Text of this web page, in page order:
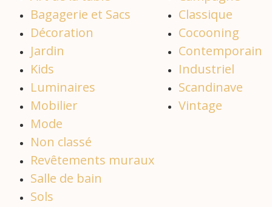
Bagagerie et Sacs
Décoration
Jardin
Kids
Luminaires
Mobilier
Mode
Non classé
Revêtements muraux
Salle de bain
Sols
Classique
Cocooning
Contemporain
Industriel
Scandinave
Vintage